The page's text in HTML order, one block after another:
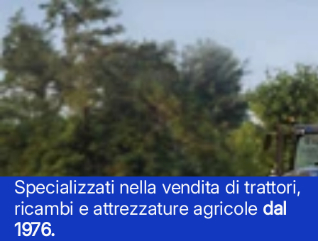
Specializzati nella vendita di trattori,
ricambi e attrezzature agricole dal
1976.